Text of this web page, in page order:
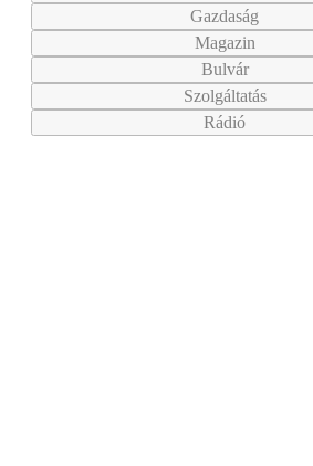
Gazdaság
Magazin
Bulvár
Szolgáltatás
Rádió